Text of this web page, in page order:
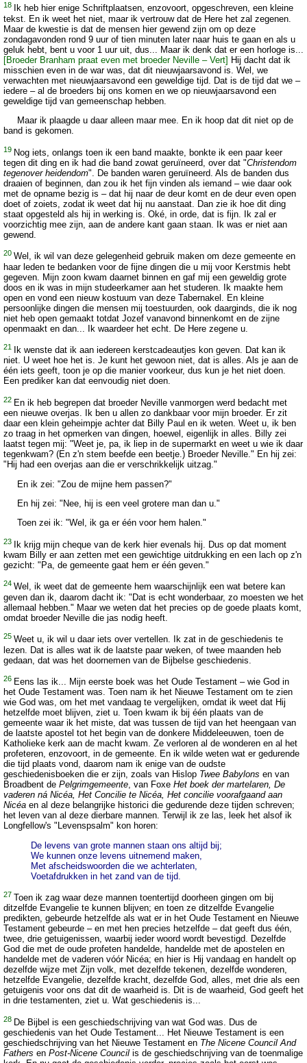
18
Ik heb hier enige Schriftplaatsen, enzovoort, opgeschreven, een kleine
tekst. En ik weet het niet, maar ik vertrouw dat de Here het zal zegenen.
Maar de kwestie is dat de mensen hier gewend zijn om op deze
zondagavonden rond 9 uur of tien minuten later naar huis te gaan en als u
geluk hebt, bent u voor 1 uur uit, dus... Maar ik denk dat er een horloge is...
[Broeder Branham praat even met broeder Neville – Vert] Hij dacht dat ik
misschien even in de war was, dat dit nieuwjaarsavond is. Wel, we
verwachten met nieuwjaarsavond een geweldige tijd. Dat is de tijd dat we –
iedere – al de broeders bij ons komen en we op nieuwjaarsavond een
geweldige tijd van gemeenschap hebben.
Maar ik plaagde u daar alleen maar mee. En ik hoop dat dit niet op de
band is gekomen.
19 Nog iets, onlangs toen ik een band maakte, bonkte ik een paar keer
tegen dit ding en ik had die band zowat geruïneerd, over dat "Christendom
tegenover heidendom". De banden waren geruïneerd. Als de banden dus
draaien of beginnen, dan zou ik het fijn vinden als iemand – wie daar ook
met de opname bezig is – dat hij naar de deur komt en de deur even open
doet of zoiets, zodat ik weet dat hij nu aanstaat. Dan zie ik hoe dit ding
staat opgesteld als hij in werking is. Oké, in orde, dat is fijn. Ik zal er
voorzichtig mee zijn, aan de andere kant gaan staan. Ik was er niet aan
gewend.
20 Wel, ik wil van deze gelegenheid gebruik maken om deze gemeente en
haar leden te bedanken voor de fijne dingen die u mij voor Kerstmis hebt
gegeven. Mijn zoon kwam daarnet binnen en gaf mij een geweldig grote
doos en ik was in mijn studeerkamer aan het studeren. Ik maakte hem
open en vond een nieuw kostuum van deze Tabernakel. En kleine
persoonlijke dingen die mensen mij toestuurden, ook daarginds, die ik nog
niet heb open gemaakt totdat Jozef vanavond binnenkomt en de zijne
openmaakt en dan... Ik waardeer het echt. De Here zegene u.
21
Ik wenste dat ik aan iedereen kerstcadeautjes kon geven. Dat kan ik
niet. U weet hoe het is. Je kunt het gewoon niet, dat is alles. Als je aan de
één iets geeft, toon je op die manier voorkeur, dus kun je het niet doen.
Een prediker kan dat eenvoudig niet doen.
22 En ik heb begrepen dat broeder Neville vanmorgen werd bedacht met
een nieuwe overjas. Ik ben u allen zo dankbaar voor mijn broeder. Er zit
daar een klein geheimpje achter dat Billy Paul en ik weten. Weet u, ik ben
zo traag in het opmerken van dingen, hoewel, eigenlijk in alles. Billy zei
laatst tegen mij: "Weet je, pa, ik liep in de supermarkt en weet u wie ik daar
tegenkwam? (En z'n stem beefde een beetje.) Broeder Neville." En hij zei:
"Hij had een overjas aan die er verschrikkelijk uitzag."
En ik zei: "Zou de mijne hem passen?"
En hij zei: "Nee, hij is een veel grotere man dan u."
Toen zei ik: "Wel, ik ga er één voor hem halen."
23
Ik krijg mijn cheque van de kerk hier evenals hij. Dus op dat moment
kwam Billy er aan zetten met een gewichtige uitdrukking en een lach op z'n
gezicht: "Pa, de gemeente gaat hem er één geven."
24 Wel, ik weet dat de gemeente hem waarschijnlijk een wat betere kan
geven dan ik, daarom dacht ik: "Dat is echt wonderbaar, zo moesten we het
allemaal hebben." Maar we weten dat het precies op de goede plaats komt,
omdat broeder Neville die jas nodig heeft.
25 Weet u, ik wil u daar iets over vertellen. Ik zat in de geschiedenis te
lezen. Dat is alles wat ik de laatste paar weken, of twee maanden heb
gedaan, dat was het doornemen van de Bijbelse geschiedenis.
26 Eens las ik... Mijn eerste boek was het Oude Testament – wie God in
het Oude Testament was. Toen nam ik het Nieuwe Testament om te zien
wie God was, om het met vandaag te vergelijken, omdat ik weet dat Hij
hetzelfde moet blijven, ziet u. Toen kwam ik bij één plaats van de
gemeente waar ik het miste, dat was tussen de tijd van het heengaan van
de laatste apostel tot het begin van de donkere Middeleeuwen, toen de
Katholieke kerk aan de macht kwam. Ze verloren al de wonderen en al het
profeteren, enzovoort, in de gemeente. En ik wilde weten wat er gedurende
die tijd plaats vond, daarom nam ik enige van de oudste
geschiedenisboeken die er zijn, zoals van Hislop Twee Babylons en van
Broadbent de Pelgrimgemeente, van Foxe Het boek der martelaren, De
vaderen ná Nicéa, Het Concilie te Nicéa, Het concilie voorafgaand aan
Nicéa en al deze belangrijke historici die gedurende deze tijden schreven;
het leven van al deze dierbare mannen. Terwijl ik ze las, leek het alsof ik
Longfellow's "Levenspsalm" kon horen:
De levens van grote mannen staan ons altijd bij;
We kunnen onze levens uitnemend maken,
Met afscheidswoorden die we achterlaten,
Voetafdrukken in het zand van de tijd.
27 Toen ik zag waar deze mannen toentertijd doorheen gingen om bij
ditzelfde Evangelie te kunnen blijven; en toen ze ditzelfde Evangelie
predikten, gebeurde hetzelfde als wat er in het Oude Testament en Nieuwe
Testament gebeurde – en met hen precies hetzelfde – dat geeft dus één,
twee, drie getuigenissen, waarbij ieder woord wordt bevestigd. Dezelfde
God die met de oude profeten handelde, handelde met de apostelen en
handelde met de vaderen vóór Nicéa; en hier is Hij vandaag en handelt op
dezelfde wijze met Zijn volk, met dezelfde tekenen, dezelfde wonderen,
hetzelfde Evangelie, dezelfde kracht, dezelfde God, alles, met drie als een
getuigenis voor ons dat dit de waarheid is. Dit is de waarheid, God geeft het
in drie testamenten, ziet u. Wat geschiedenis is...
28 De Bijbel is een geschiedschrijving van wat God was. Dus de
geschiedenis van het Oude Testament... Het Nieuwe Testament is een
geschiedschrijving van het Nieuwe Testament en The Nicene Council And
Fathers en Post-Nicene Council is de geschiedschrijving van de toenmalige